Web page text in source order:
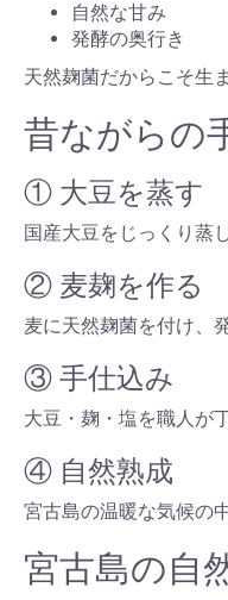
自然な甘み
発酵の奥行き
天然麹菌だからこそ生
昔ながらの
① 大豆を蒸す
国産大豆をじっくり蒸
② 麦麹を作る
麦に天然麹菌を付け、
③ 手仕込み
大豆・麹・塩を職人が
④ 自然熟成
宮古島の温暖な気候の
宮古島の自